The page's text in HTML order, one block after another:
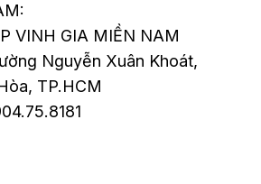
VINH GIA MIỀN NAM
Nguyễn Xuân Khoát,
TP.HCM